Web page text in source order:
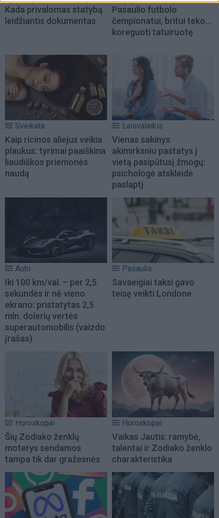
Kada privalomas statybą
leidžiantis dokumentas
Pasaulio futbolo
čempionatui, britui teko...
koreguoti tatuiruotę
Sveikata
Kaip ricinos aliejus veikia
plaukus: tyrimai paaiškina
liaudiškos priemonės
naudą
Laisvalaikis
Vienas sakinys
akimirksniu pastatys į
vietą pasipūtusį žmogų:
psichologė atskleidė
paslaptį
Auto
Iki 100 km/val. – per 2,5
sekundės ir nė vieno
ekrano: pristatytas 2,5
mln. dolerių vertės
superautomobilis (vaizdo
įrašas)
Pasaulis
Savaeigiai taksi gavo
teisę veikti Londone
Horoskopai
Šių Zodiako ženklų
moterys sendamos
tampa tik dar gražesnės
Horoskopai
Vaikas Jautis: ramybė,
talentai ir Zodiako ženklo
charakteristika